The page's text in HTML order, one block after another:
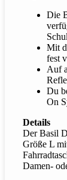
Die
Mit
fest
Auf
Du
On
Details
Der Basil
Größe L
Damen-